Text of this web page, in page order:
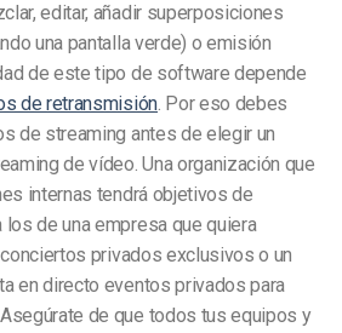
editar, añadir superposiciones
una pantalla verde) o emisión
de este tipo de software depende
de retransmisión. Por eso debes
de streaming antes de elegir un
de vídeo. Una organización que
internas tendrá objetivos de
de una empresa que quiera
privados exclusivos o un
en directo eventos privados para
de que todos tus equipos y